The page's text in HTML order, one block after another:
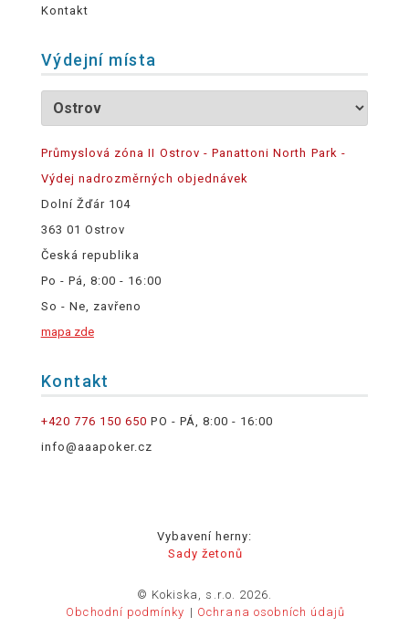
Kontakt
Výdejní místa
Průmyslová zóna II Ostrov - Panattoni North Park -
Výdej nadrozměrných objednávek
Dolní Žďár 104
363 01 Ostrov
Česká republika
Po - Pá, 8:00 - 16:00
So - Ne, zavřeno
mapa zde
Kontakt
+420 776 150 650 PO - PÁ, 8:00 - 16:00
info@aaapoker.cz
Vybavení herny:
Sady žetonů
© Kokiska, s.r.o. 2026.
Obchodní podmínky
Ochrana osobních údajů